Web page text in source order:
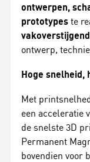
ontwerpen,
prototypes te
ontwerp,
Hoge snelheid,
Met
een acceleratie
de snelste 3D
Permanent
bovendien voor